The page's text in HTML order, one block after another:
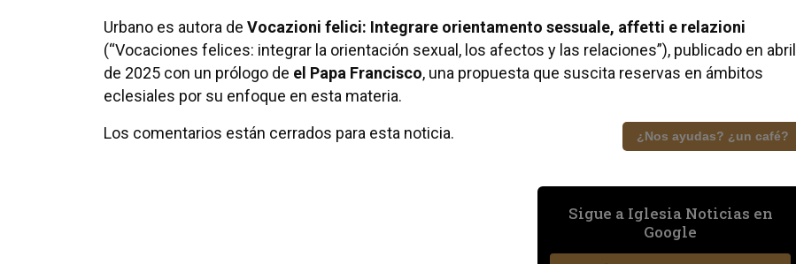
Urbano es autora de Vocazioni felici: Integrare orientamento sessuale, affetti e relazioni
(“Vocaciones felices: integrar la orientación sexual, los afectos y las relaciones”), publicado en abril
de 2025 con un prólogo de el Papa Francisco, una propuesta que suscita reservas en ámbitos
eclesiales por su enfoque en esta materia.
¿Nos ayudas? ¿un café?
Los comentarios están cerrados para esta noticia.
Sigue a Iglesia Noticias en
Google